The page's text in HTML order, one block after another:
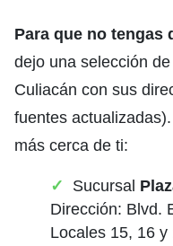
Para que no tengas
dejo una selección
Culiacán con sus
fuentes
más cerca de ti:
Sucursal
Dirección: Blvd.
Locales 15, 16